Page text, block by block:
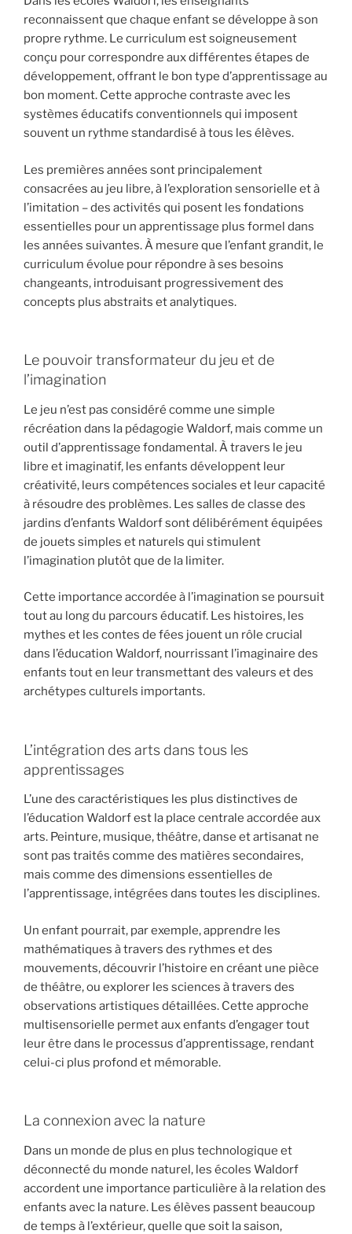
reconnaissent que chaque enfant se développe à son
propre rythme. Le curriculum est soigneusement
conçu pour correspondre aux différentes étapes de
développement, offrant le bon type d’apprentissage au
bon moment. Cette approche contraste avec les
systèmes éducatifs conventionnels qui imposent
souvent un rythme standardisé à tous les élèves.
Les premières années sont principalement
consacrées au jeu libre, à l’exploration sensorielle et à
l’imitation – des activités qui posent les fondations
essentielles pour un apprentissage plus formel dans
les années suivantes. À mesure que l’enfant grandit, le
curriculum évolue pour répondre à ses besoins
changeants, introduisant progressivement des
concepts plus abstraits et analytiques.
Le pouvoir transformateur du jeu et de
l’imagination
Le jeu n’est pas considéré comme une simple
récréation dans la pédagogie Waldorf, mais comme un
outil d’apprentissage fondamental. À travers le jeu
libre et imaginatif, les enfants développent leur
créativité, leurs compétences sociales et leur capacité
à résoudre des problèmes. Les salles de classe des
jardins d’enfants Waldorf sont délibérément équipées
de jouets simples et naturels qui stimulent
l’imagination plutôt que de la limiter.
Cette importance accordée à l’imagination se poursuit
tout au long du parcours éducatif. Les histoires, les
mythes et les contes de fées jouent un rôle crucial
dans l’éducation Waldorf, nourrissant l’imaginaire des
enfants tout en leur transmettant des valeurs et des
archétypes culturels importants.
L’intégration des arts dans tous les
apprentissages
L’une des caractéristiques les plus distinctives de
l’éducation Waldorf est la place centrale accordée aux
arts. Peinture, musique, théâtre, danse et artisanat ne
sont pas traités comme des matières secondaires,
mais comme des dimensions essentielles de
l’apprentissage, intégrées dans toutes les disciplines.
Un enfant pourrait, par exemple, apprendre les
mathématiques à travers des rythmes et des
mouvements, découvrir l’histoire en créant une pièce
de théâtre, ou explorer les sciences à travers des
observations artistiques détaillées. Cette approche
multisensorielle permet aux enfants d’engager tout
leur être dans le processus d’apprentissage, rendant
celui-ci plus profond et mémorable.
La connexion avec la nature
Dans un monde de plus en plus technologique et
déconnecté du monde naturel, les écoles Waldorf
accordent une importance particulière à la relation des
enfants avec la nature. Les élèves passent beaucoup
de temps à l’extérieur, quelle que soit la saison,